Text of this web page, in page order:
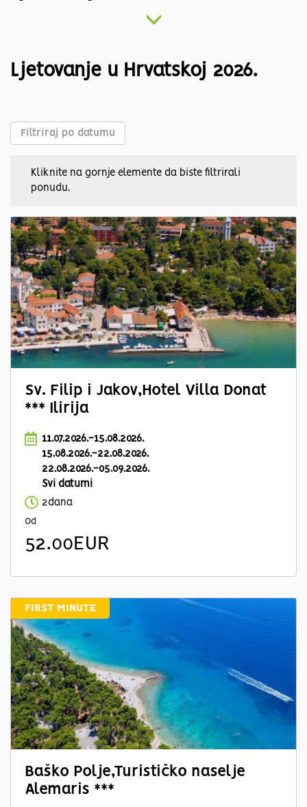
Ljetovanje u Hrvatskoj 2026.
Filtriraj po datumu
Kliknite na gornje elemente da biste filtrirali
ponudu.
Sv. Filip i Jakov,Hotel Villa Donat
*** Ilirija
11.07.2026.-15.08.2026.
15.08.2026.-22.08.2026.
22.08.2026.-05.09.2026.
Svi datumi
2dana
Od
52.00EUR
FIRST MINUTE
Baško Polje,Turističko naselje
Alemaris ***